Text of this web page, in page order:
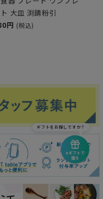
大皿 渕錆粉引
円 (税込)
eギフトで
贈る
ギフトをお探しですか？